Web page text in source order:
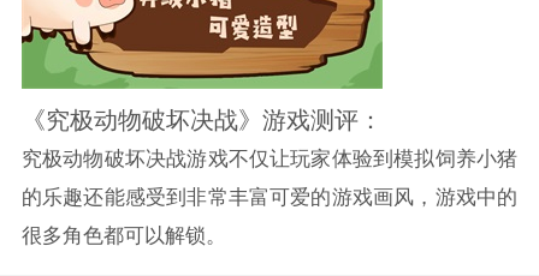
《究极动物破坏决战》游戏测评：
究极动物破坏决战游戏不仅让玩家体验到模拟饲养小猪
的乐趣还能感受到非常丰富可爱的游戏画风，游戏中的
很多角色都可以解锁。